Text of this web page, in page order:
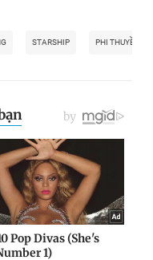
STARSHIP PHI THUYỀN